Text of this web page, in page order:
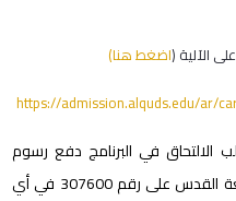
الآلية (اضغط هنا)
https://admission.alquds.edu/ar/
الالتحاق في البرنامج دفع رسوم
قدرها 600 شيكل في حساب جامعة القدس على رقم 307600 في أي